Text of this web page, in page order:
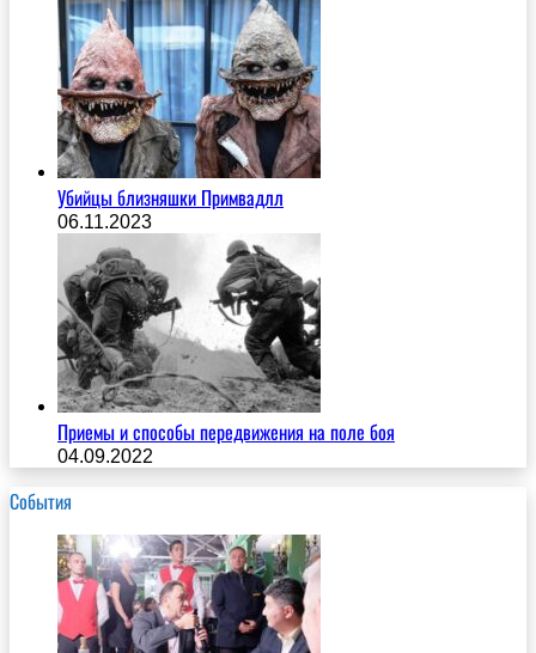
Убийцы близняшки Примвадлл
06.11.2023
Приемы и способы передвижения на поле боя
04.09.2022
События